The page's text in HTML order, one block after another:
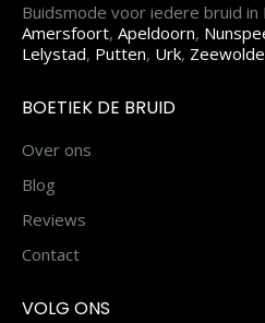
Buidsmode voor iedere bruid in
Amersfoort, Apeldoorn,
Lelystad, Putten, Urk, Zeewolde
BOETIEK DE BRUID
Over ons
Blog
Reviews
Contact
VOLG ONS